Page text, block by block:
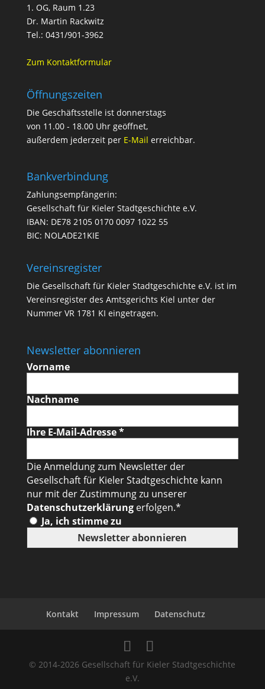
1. OG, Raum 1.23
Dr. Martin Rackwitz
Tel.: 0431/901-3962
Zum Kontaktformular
Öffnungszeiten
Die Geschäftsstelle ist donnerstags
von 11.00 - 18.00 Uhr geöffnet,
außerdem jederzeit per E-Mail erreichbar.
Bankverbindung
Zahlungsempfängerin:
Gesellschaft für Kieler Stadtgeschichte e.V.
IBAN: DE78 2105 0170 0097 1022 55
BIC: NOLADE21KIE
Vereinsregister
Die Gesellschaft für Kieler Stadtgeschichte e.V. ist im
Vereinsregister des Amtsgerichts Kiel unter der
Nummer VR 1781 KI eingetragen.
Newsletter abonnieren
Vorname
Nachname
Ihre E-Mail-Adresse*
Die Anmeldung zum Newsletter der
Gesellschaft für Kieler Stadtgeschichte kann
nur mit der Zustimmung zu unserer
Datenschutzerklärung erfolgen.*
Ja, ich stimme zu
Kontakt Impressum Datenschutz
© 2014-2026 Gesellschaft für Kieler Stadtgeschichte
e.V.